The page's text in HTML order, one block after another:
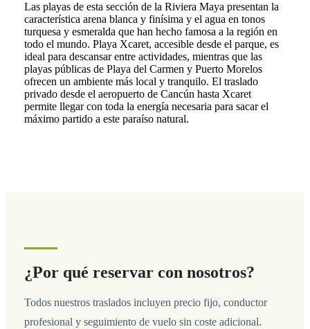
Las playas de esta sección de la Riviera Maya presentan la
característica arena blanca y finísima y el agua en tonos
turquesa y esmeralda que han hecho famosa a la región en
todo el mundo. Playa Xcaret, accesible desde el parque, es
ideal para descansar entre actividades, mientras que las
playas públicas de Playa del Carmen y Puerto Morelos
ofrecen un ambiente más local y tranquilo. El traslado
privado desde el aeropuerto de Cancún hasta Xcaret
permite llegar con toda la energía necesaria para sacar el
máximo partido a este paraíso natural.
¿Por qué reservar con nosotros?
Todos nuestros traslados incluyen precio fijo, conductor
profesional y seguimiento de vuelo sin coste adicional.